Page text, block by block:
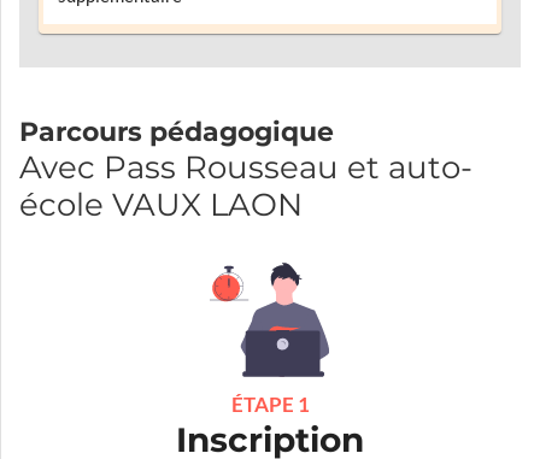
Parcours pédagogique
Avec Pass Rousseau et auto-
école VAUX LAON
ÉTAPE 1
Inscription